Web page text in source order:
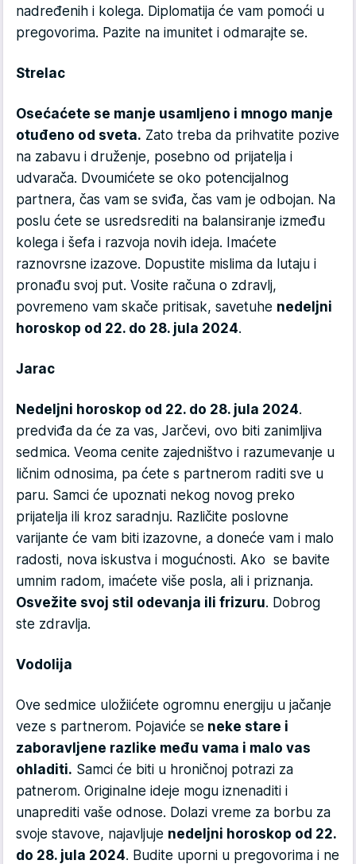
nadređenih i kolega. Diplomatija će vam pomoći u
pregovorima. Pazite na imunitet i odmarajte se.
Strelac
Osećaćete se manje usamljeno i mnogo manje
otuđeno od sveta. Zato treba da prihvatite pozive
na zabavu i druženje, posebno od prijatelja i
udvarača. Dvoumićete se oko potencijalnog
partnera, čas vam se sviđa, čas vam je odbojan. Na
poslu ćete se usredsrediti na balansiranje između
kolega i šefa i razvoja novih ideja. Imaćete
raznovrsne izazove. Dopustite mislima da lutaju i
pronađu svoj put. Vosite računa o zdravlj,
povremeno vam skače pritisak, savetuhe nedeljni
horoskop od 22. do 28. jula 2024.
Jarac
Nedeljni horoskop od 22. do 28. jula 2024.
predviđa da će za vas, Jarčevi, ovo biti zanimljiva
sedmica. Veoma cenite zajedništvo i razumevanje u
ličnim odnosima, pa ćete s partnerom raditi sve u
paru. Samci će upoznati nekog novog preko
prijatelja ili kroz saradnju. Različite poslovne
varijante će vam biti izazovne, a doneće vam i malo
radosti, nova iskustva i mogućnosti. Ako se bavite
umnim radom, imaćete više posla, ali i priznanja.
Osvežite svoj stil odevanja ili frizuru. Dobrog
ste zdravlja.
Vodolija
Ove sedmice uložiićete ogromnu energiju u jačanje
veze s partnerom. Pojaviće se neke stare i
zaboravljene razlike među vama i malo vas
ohladiti. Samci će biti u hroničnoj potrazi za
patnerom. Originalne ideje mogu iznenaditi i
unaprediti vaše odnose. Dolazi vreme za borbu za
svoje stavove, najavljuje nedeljni horoskop od 22.
do 28. jula 2024. Budite uporni u pregovorima i ne